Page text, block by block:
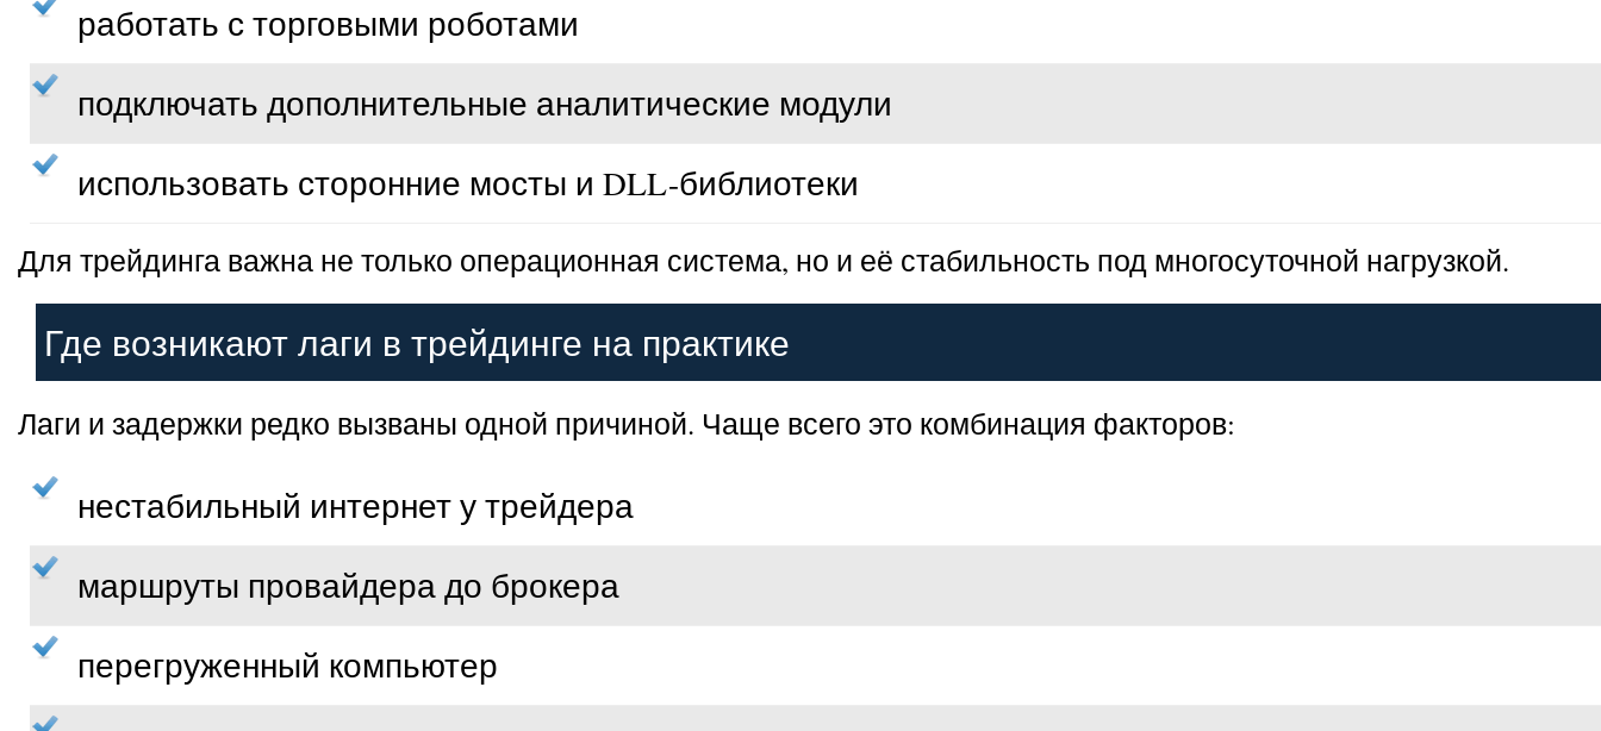
работать с торговыми роботами
подключать дополнительные аналитические модули
использовать сторонние мосты и DLL-библиотеки
Для трейдинга важна не только операционная система, но и её стабильность под многосуточной нагрузкой.
Где возникают лаги в трейдинге на практике
Лаги и задержки редко вызваны одной причиной. Чаще всего это комбинация факторов:
нестабильный интернет у трейдера
маршруты провайдера до брокера
перегруженный компьютер